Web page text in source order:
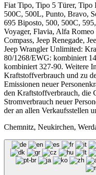
Fiat Tipo, Tipo 5 Türer, Tipo
500C, 500L, Punto, Bravo,
695 Biposto, 500, 500C,
Voyager, Flavia, Alfa
Compass, Jeep Renegade,
Jeep Wrangler Unlimited:
80/1268/EWG: kombiniert
kombiniert 327-90. Weitere
Kraftstoffverbrauch und zu
Emissionen neuer
den Kraftstoffverbrauch, die
Stromverbrauch neuer
der an allen Verkaufsstellen
Chemnitz, Neukirchen,